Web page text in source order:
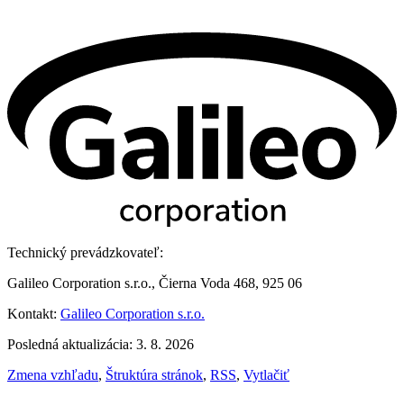
Technický prevádzkovateľ:
Galileo Corporation s.r.o., Čierna Voda 468, 925 06
Kontakt: Galileo Corporation s.r.o.
Posledná aktualizácia: 3. 8. 2026
Zmena vzhľadu, Štruktúra stránok, RSS, Vytlačiť